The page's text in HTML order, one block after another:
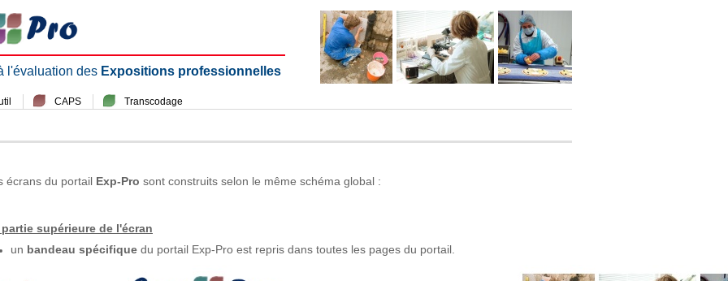
l'évaluation des Expositions professionnelles
CAPS Transcodage
écrans du portail Exp-Pro sont construits selon le même schéma global :
supérieure de l'écran
un bandeau spécifique du portail Exp-Pro est repris dans toutes les pages du portail.